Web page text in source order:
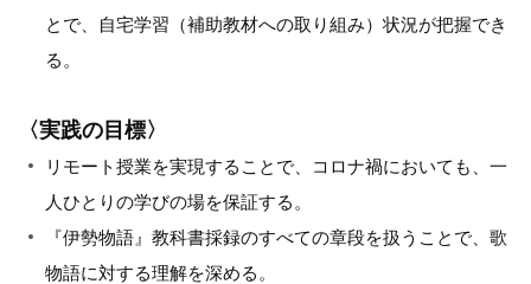
とで、自宅学習（補助教材への取り組み）状況が把握でき
る。
〈実践の目標〉
リモート授業を実現することで、コロナ禍においても、一
人ひとりの学びの場を保証する。
『伊勢物語』教科書採録のすべての章段を扱うことで、歌
物語に対する理解を深める。